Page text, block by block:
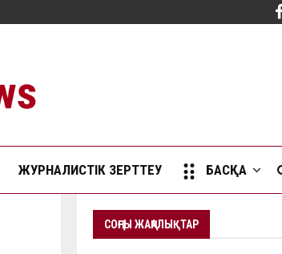
ЖУРНАЛИСТІК ЗЕРТТЕУ БАСҚА
СОҢҒЫ ЖАҢАЛЫҚТАР